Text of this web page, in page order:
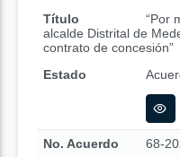
Título
“Por
alcalde Distrital de
contrato de concesión”
Estado
No. Acuerdo
68-